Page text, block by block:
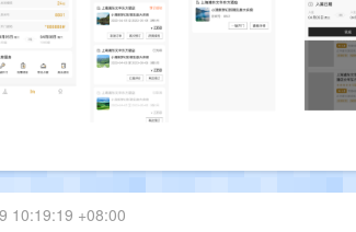
10:19:19 +08:00